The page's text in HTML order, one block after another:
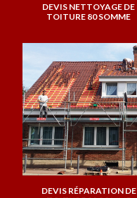
DEVIS NETTOYAGE DE
TOITURE 80 SOMME
DEVIS RÉPARATION DE